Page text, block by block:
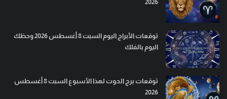
2026
توقعات الأبراج اليوم السبت 8 أغسطس 2026 وحظك
اليوم بالفلك
توقعات برج الحوت لهذا الأسبوع السبت 8 أغسطس
2026